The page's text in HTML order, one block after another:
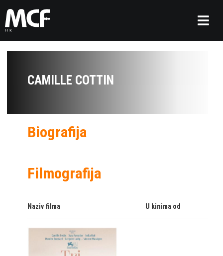
CAMILLE COTTIN
Biografija
Filmografija
Naziv filma U kinima od